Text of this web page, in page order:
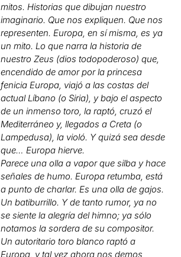
mitos. Historias que dibujan nuestro
imaginario. Que nos expliquen. Que nos
representen. Europa, en sí misma, es ya
un mito. Lo que narra la historia de
nuestro Zeus (dios todopoderoso) que,
encendido de amor por la princesa
fenicia Europa, viajó a las costas del
actual Líbano (o Siria), y bajo el aspecto
de un inmenso toro, la raptó, cruzó el
Mediterráneo y, llegados a Creta (o
Lampedusa), la violó. Y quizá sea desde
que… Europa hierve.
Parece una olla a vapor que silba y hace
señales de humo. Europa retumba, está
a punto de charlar. Es una olla de gajos.
Un batiburrillo. Y de tanto rumor, ya no
se siente la alegría del himno; ya sólo
notamos la sordera de su compositor.
Un autoritario toro blanco raptó a
Europa, y tal vez ahora nos demos